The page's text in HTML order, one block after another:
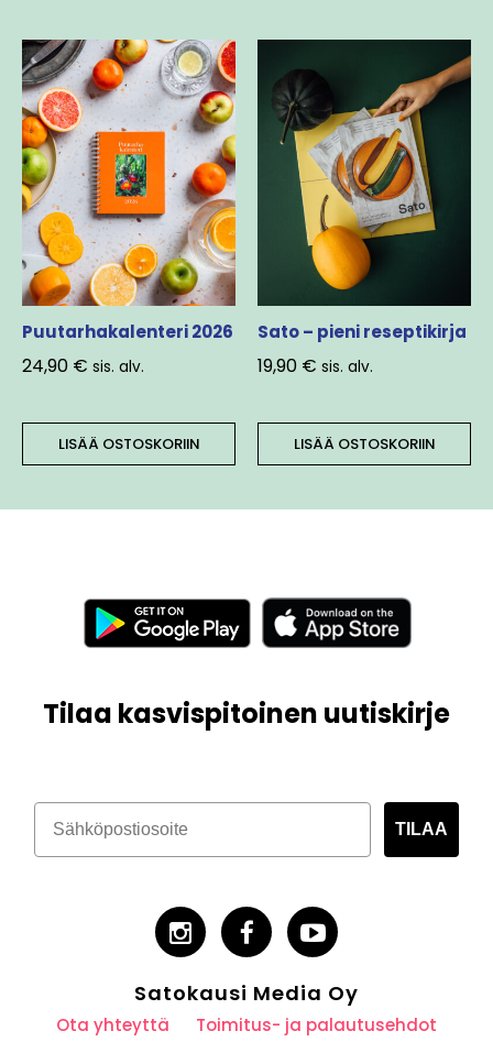
Puutarhakalenteri 2026
24,90 € sis. alv.
LISÄÄ OSTOSKORIIN
Sato – pieni reseptikirja
19,90 € sis. alv.
LISÄÄ OSTOSKORIIN
Tilaa kasvispitoinen uutiskirje
TILAA
Satokausi Media Oy
Ota yhteyttä Toimitus- ja palautusehdot